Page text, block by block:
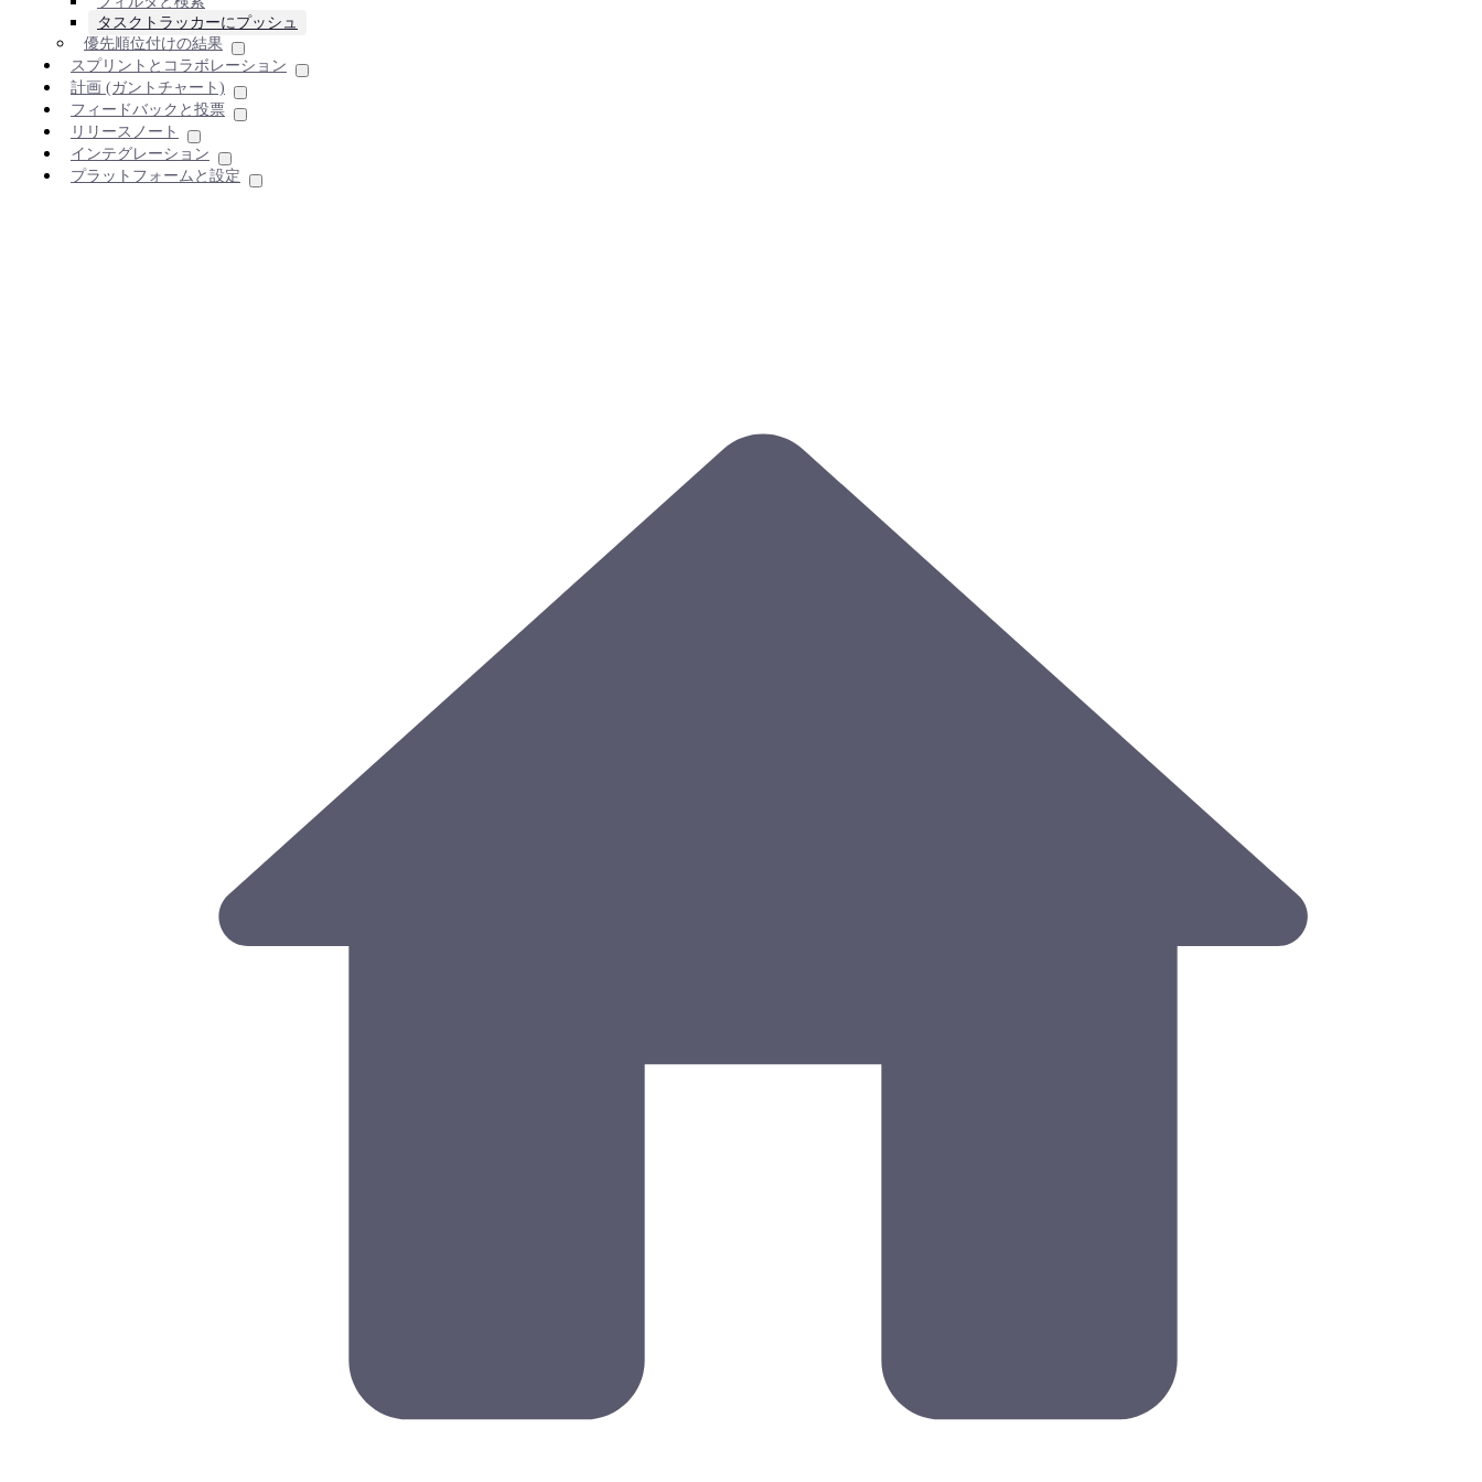
タスクトラッカーにプッシュ
優先順位付けの結果
スプリントとコラボレーション
計画 (ガントチャート)
フィードバックと投票
リリースノート
インテグレーション
プラットフォームと設定